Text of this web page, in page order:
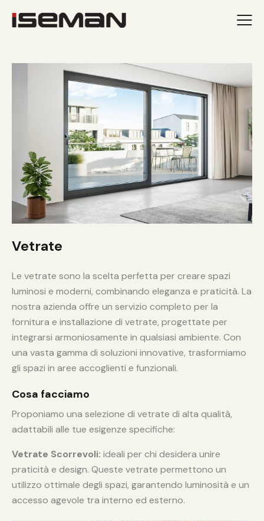
Vetrate
Le vetrate sono la scelta perfetta per creare spazi
luminosi e moderni, combinando eleganza e praticità. La
nostra azienda offre un servizio completo per la
fornitura e installazione di vetrate, progettate per
integrarsi armoniosamente in qualsiasi ambiente. Con
una vasta gamma di soluzioni innovative, trasformiamo
gli spazi in aree accoglienti e funzionali.
Cosa facciamo
Proponiamo una selezione di vetrate di alta qualità,
adattabili alle tue esigenze specifiche:
Vetrate Scorrevoli: ideali per chi desidera unire
praticità e design. Queste vetrate permettono un
utilizzo ottimale degli spazi, garantendo luminosità e un
accesso agevole tra interno ed esterno.